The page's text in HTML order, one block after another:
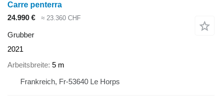
Carre penterra
24.990 €
≈ 23.360 CHF
Grubber
2021
Arbeitsbreite 5 m
Frankreich, Fr-53640 Le Horps